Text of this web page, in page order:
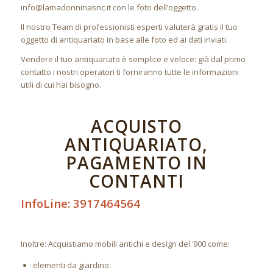
info@lamadonninasnc.it con le foto dell’oggetto.
Il nostro Team di professionisti esperti valuterà gratis il tuo
oggetto di antiquariato in base alle foto ed ai dati inviati.
Vendere il tuo antiquariato è semplice e veloce: già dal primo
contatto i nostri operatori ti forniranno tutte le informazioni
utili di cui hai bisogno.
ACQUISTO
ANTIQUARIATO,
PAGAMENTO IN
CONTANTI
InfoLine: 3917464564
Inoltre: Acquistiamo mobili antichi e design del ‘900 come:
elementi da giardino: